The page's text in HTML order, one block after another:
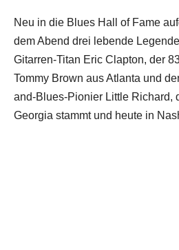
Neu in die Blues Hall of Fame
dem Abend drei lebende
Gitarren-Titan Eric Clapton, der
Tommy Brown aus Atlanta und
and-Blues-Pionier Little Richard,
Georgia stammt und heute in